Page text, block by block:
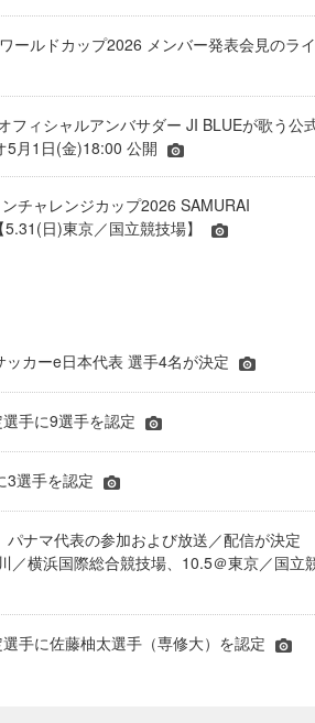
ールドカップ2026 メンバー発表会見のライ
フィシャルアンバサダー JI BLUEが歌う公
5月1日(金)18:00 公開
チャレンジカップ2026 SAMURAI
日)東京／国立競技場】
カーe日本代表 選手4名が決定
手に9選手を認定
3選手を認定
パナマ代表の参加および放送／配信が決定
／横浜国際総合競技場、10.5＠東京／国立
手に佐藤柚太選手（専修大）を認定